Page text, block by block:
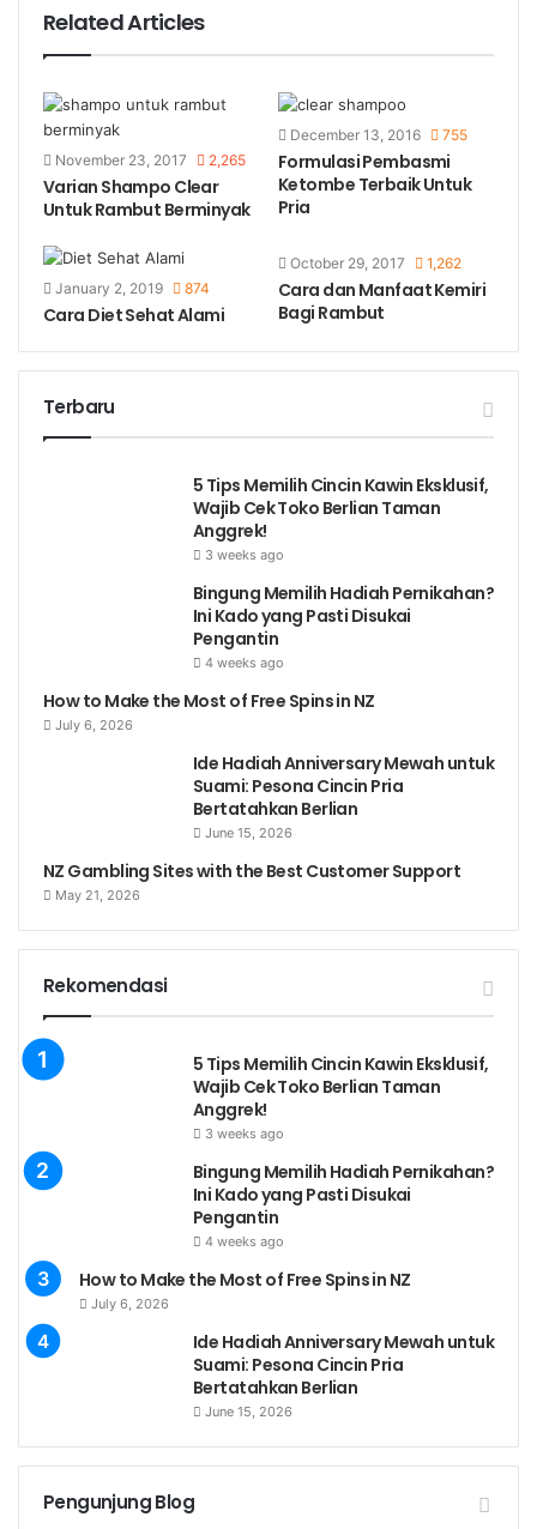
Related Articles
November 23, 2017 2,265
Varian Shampo Clear
Untuk Rambut Berminyak
December 13, 2016 755
Formulasi Pembasmi
Ketombe Terbaik Untuk
Pria
January 2, 2019 874
Cara Diet Sehat Alami
October 29, 2017 1,262
Cara dan Manfaat Kemiri
Bagi Rambut
Terbaru
5 Tips Memilih Cincin Kawin Eksklusif,
Wajib Cek Toko Berlian Taman
Anggrek!
3 weeks ago
Bingung Memilih Hadiah Pernikahan?
Ini Kado yang Pasti Disukai
Pengantin
4 weeks ago
How to Make the Most of Free Spins in NZ
July 6, 2026
Ide Hadiah Anniversary Mewah untuk
Suami: Pesona Cincin Pria
Bertatahkan Berlian
June 15, 2026
NZ Gambling Sites with the Best Customer Support
May 21, 2026
Rekomendasi
5 Tips Memilih Cincin Kawin Eksklusif,
Wajib Cek Toko Berlian Taman
Anggrek!
3 weeks ago
Bingung Memilih Hadiah Pernikahan?
Ini Kado yang Pasti Disukai
Pengantin
4 weeks ago
How to Make the Most of Free Spins in NZ
July 6, 2026
Ide Hadiah Anniversary Mewah untuk
Suami: Pesona Cincin Pria
Bertatahkan Berlian
June 15, 2026
Pengunjung Blog